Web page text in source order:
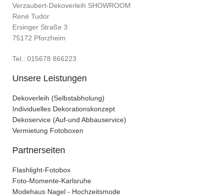
Verzaubert-Dekoverleih SHOWROOM
René Tudor
Ersinger Straße 3
75172 Pforzheim
Tel.: 015678 866223
Unsere Leistungen
Dekoverleih (Selbstabholung)
Individuelles Dekorationskonzept
Dekoservice (Auf-und Abbauservice)
Vermietung Fotoboxen
Partnerseiten
Flashlight-Fotobox
Foto-Momente-Karlsruhe
Modehaus Nagel - Hochzeitsmode